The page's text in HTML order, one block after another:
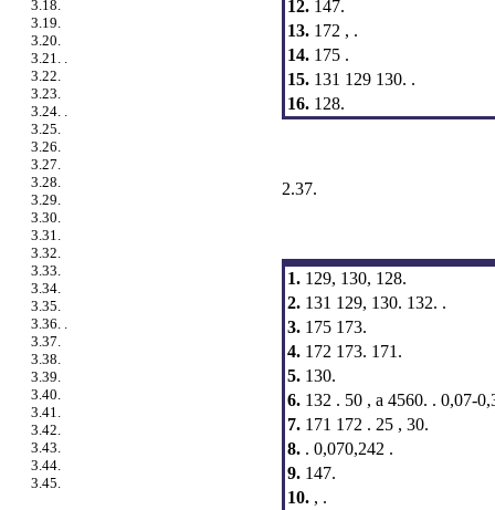
3.18.
3.19.
3.20.
3.21. .
3.22.
3.23.
3.24. .
3.25.
3.26.
3.27.
3.28.
3.29.
3.30.
3.31.
3.32.
3.33.
3.34.
3.35.
3.36. .
3.37.
3.38.
3.39.
3.40.
3.41.
3.42.
3.43.
3.44.
3.45.
12. 147.
13. 172 , .
14. 175 .
15. 131 129 130. .
16. 128.
2.37.
1. 129, 130, 128.
2. 131 129, 130. 132. .
3. 175 173.
4. 172 173. 171.
5. 130.
6. 132 . 50 , a 4560. . 0,07-
7. 171 172 . 25 , 30.
8. . 0,070,242 .
9. 147.
10. , .